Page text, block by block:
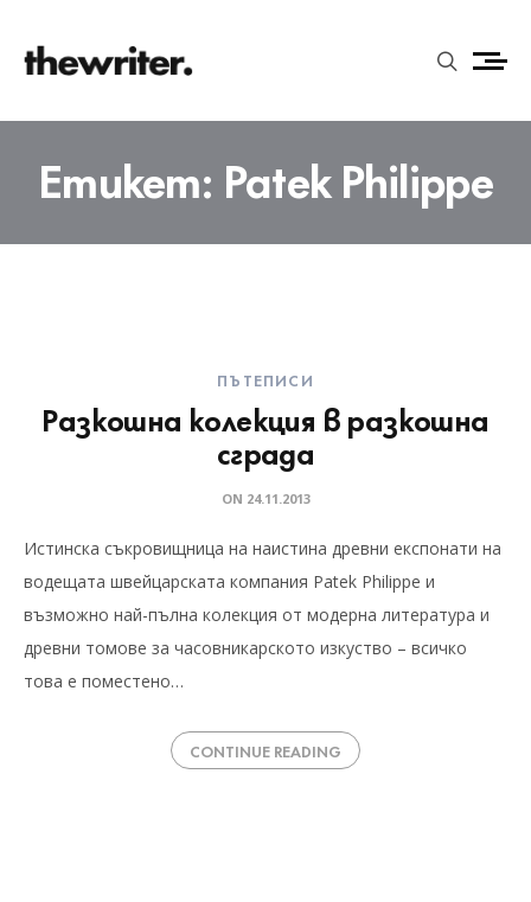
Етикет: Patek Philippe
ПЪТЕПИСИ
Разкошна колекция в разкошна
сграда
ON 24.11.2013
Истинска съкровищница на наистина древни експонати на
водещата швейцарската компания Patek Philippe и
възможно най-пълна колекция от модерна литература и
древни томове за часовникарското изкуство – всичко
това е поместено…
CONTINUE READING